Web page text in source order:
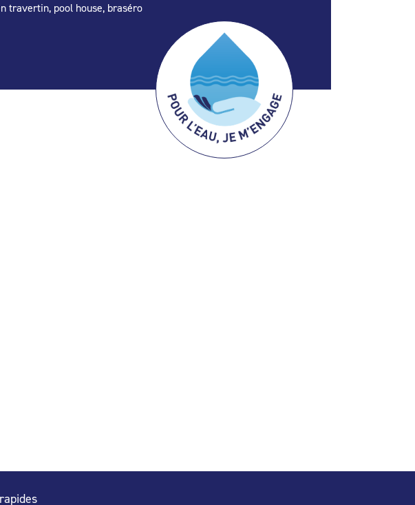
travertin, pool house, braséro